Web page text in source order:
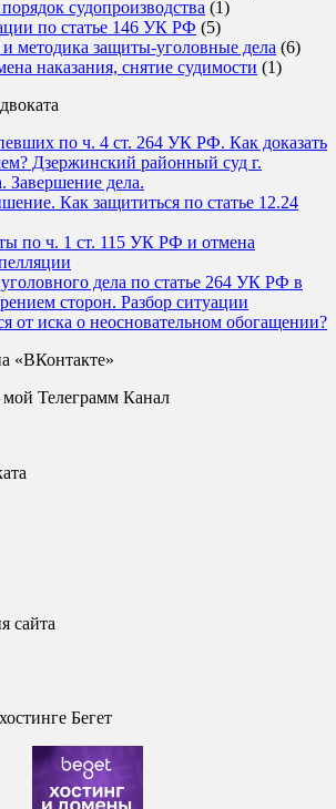
судопроизводства (1)
по статье 146 УК РФ (5)
и методика защиты-уголовные дела (6)
наказания, снятие судимости (1)
по ч. 4 ст. 264 УК РФ. Как доказать
Дзержинский районный суд г.
Завершение дела.
Как защититься по статье 12.24
по ч. 1 ст. 115 УК РФ и отмена
дела по статье 264 УК РФ в
сторон. Разбор ситуации
от иска о неосновательном обогащении?
«ВКонтакте»
Телеграмм Канал
сайта
Бегет